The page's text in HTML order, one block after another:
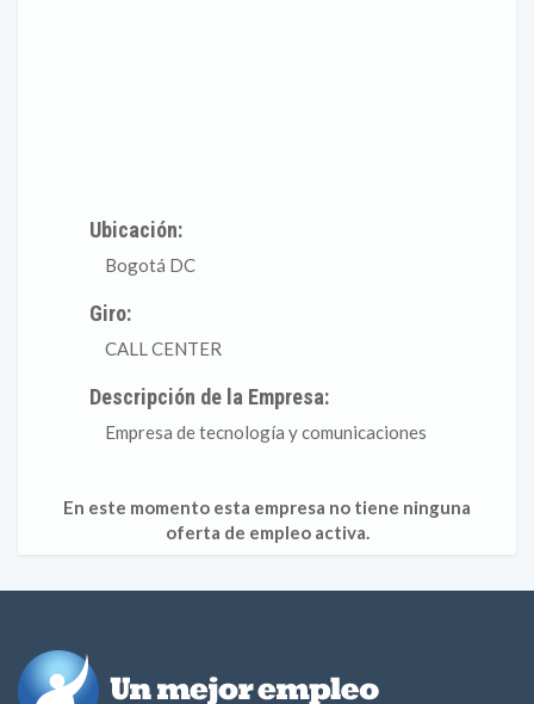
Ubicación:
Bogotá DC
Giro:
CALL CENTER
Descripción de la Empresa:
Empresa de tecnología y comunicaciones
En este momento esta empresa no tiene ninguna
oferta de empleo activa.